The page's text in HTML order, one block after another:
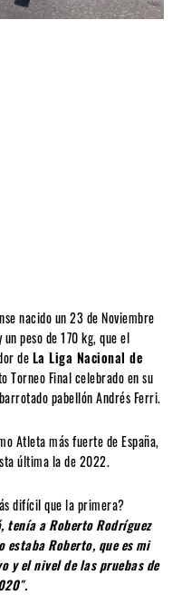
nacido un 23 de Noviembre
peso de 170 kg, que el
deLa Liga Nacional de
Torneo Final celebrado en su
pabellón Andrés Ferri.
Atleta más fuerte de España,
última la de 2022.
difícil que la primera?
tenía a Roberto Rodríguez
Roberto, que es mi
y el nivel de las pruebas de